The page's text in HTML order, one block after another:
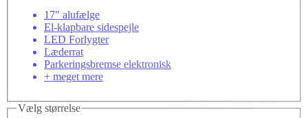
17" alufælge
El-klapbare sidespejle
LED Forlygter
Læderrat
Parkeringsbremse elektronisk
+ meget mere
Vælg størrelse